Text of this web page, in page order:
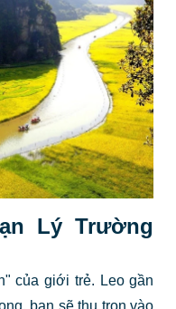
Lý Trường
của giới trẻ. Leo gần
bạn sẽ thu trọn vào